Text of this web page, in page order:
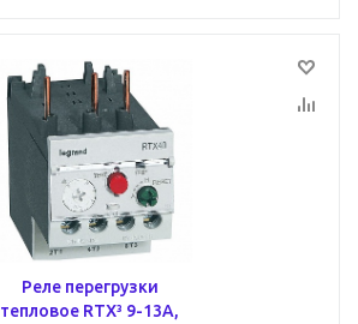
Реле перегрузки
тепловое RTX³ 9-13А,